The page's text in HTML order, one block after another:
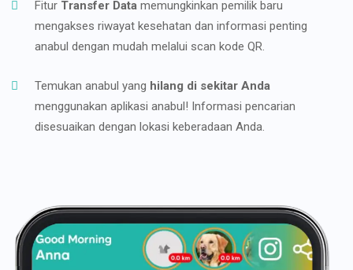
Fitur Transfer Data memungkinkan pemilik baru
mengakses riwayat kesehatan dan informasi penting
anabul dengan mudah melalui scan kode QR.
Temukan anabul yang hilang di sekitar Anda
menggunakan aplikasi anabul! Informasi pencarian
disesuaikan dengan lokasi keberadaan Anda.